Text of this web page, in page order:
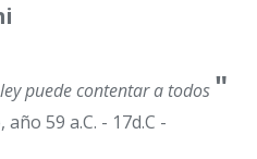
puede contentar a todos "
59 a.C. - 17d.C -